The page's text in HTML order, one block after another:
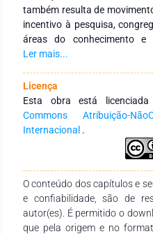
também resulta de
incentivo à pesquisa,
áreas do conhecimento e
Educação Superior,
integrar ações
internacionais, com redes
a formação continuada de
realizado por meio da
conhecimentos em várias
nossa gratidão aos autores
dedicação no
Esperamos que ela se
pedagógico valioso para
níveis de ensino, e demais
Ler mais...
Licença
Esta obra está
Commons Atribuição-
Internacional .
O conteúdo dos capítulos e
e confiabilidade, são de
autor(es). É permitido o
que pela origem e no